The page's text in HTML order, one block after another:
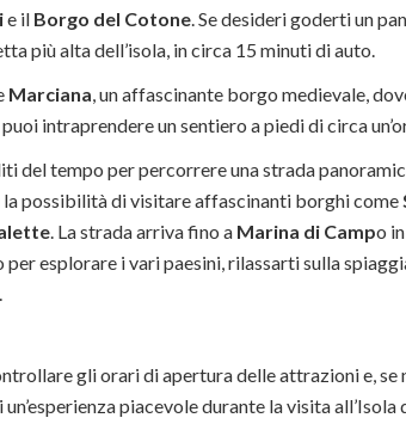
e il Borgo del Cotone. Se desideri goderti un
più alta dell’isola, in circa 15 minuti di auto.
Marciana, un affascinante borgo medievale,
puoi intraprendere un sentiero a piedi di circa
del tempo per percorrere una strada
possibilità di visitare affascinanti borghi come
. La strada arriva fino a Marina di Campo
per esplorare i vari paesini, rilassarti sulla
gli orari di apertura delle attrazioni e,
piacevole durante la visita